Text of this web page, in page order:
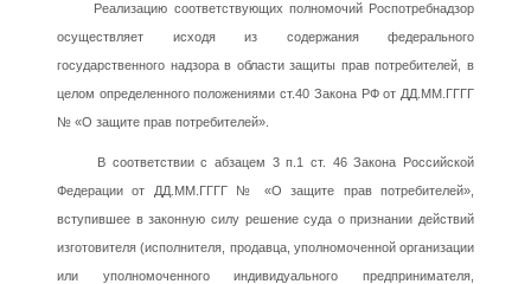
Реализацию соответствующих полномочий Роспотребнадзор
осуществляет исходя из содержания федерального
государственного надзора в области защиты прав потребителей, в
целом определенного положениями ст.40 Закона РФ от ДД.ММ.ГГГГ
№ «О защите прав потребителей».
В соответствии с абзацем 3 п.1 ст. 46 Закона Российской
Федерации от ДД.ММ.ГГГГ № «О защите прав потребителей»,
вступившее в законную силу решение суда о признании действий
изготовителя (исполнителя, продавца, уполномоченной организации
или уполномоченного индивидуального предпринимателя,